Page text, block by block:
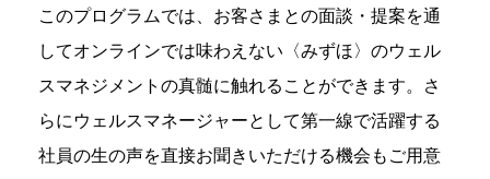
このプログラムでは、お客さまとの面談・提案を通
してオンラインでは味わえない〈みずほ〉のウェル
スマネジメントの真髄に触れることができます。さ
らにウェルスマネージャーとして第一線で活躍する
社員の生の声を直接お聞きいただける機会もご用意